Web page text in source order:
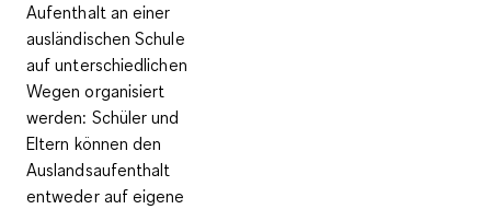
Aufenthalt an einer
ausländischen Schule
auf unterschiedlichen
Wegen organisiert
werden: Schüler und
Eltern können den
Auslandsaufenthalt
entweder auf eigene